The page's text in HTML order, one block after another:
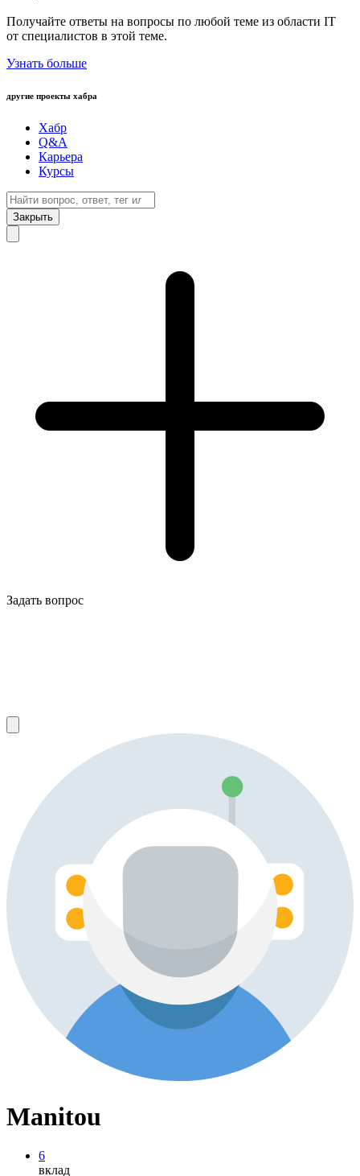
Получайте ответы на вопросы по любой теме из области IT
от специалистов в этой теме.
Узнать больше
другие проекты хабра
Хабр
Q&A
Карьера
Курсы
Закрыть
Задать вопрос
Manitou
6
вклад